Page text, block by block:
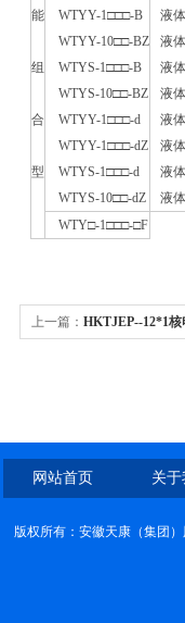
能
组
合
型
WTYY-1□□□-B
WTYY-10□□-BZ
WTYS-1□□□-B
WTYS-10□□-BZ
WTYY-1□□□-d
WTYY-1□□□-dZ
WTYS-1□□□-d
WTYS-10□□-dZ
液
液
液
液
液
液
液
液
WTY□-1□□□-□F
上一篇： HKTJEP--12*1
网站首页 关
版权所有：安徽天康（集团